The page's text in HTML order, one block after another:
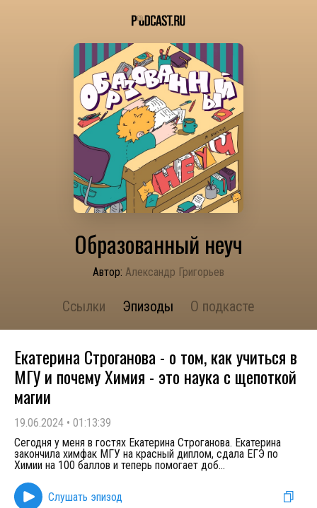
Образованный неуч
Автор: Александр Григорьев
Ссылки Эпизоды О подкасте
Екатерина Строганова - о том, как учиться в
МГУ и почему Химия - это наука с щепоткой
магии
19.06.2024 • 01:13:39
Сегодня у меня в гостях Екатерина Строганова. Екатерина
закончила химфак МГУ на красный диплом, сдала ЕГЭ по
Химии на 100 баллов и теперь помогает доб...
Слушать эпизод